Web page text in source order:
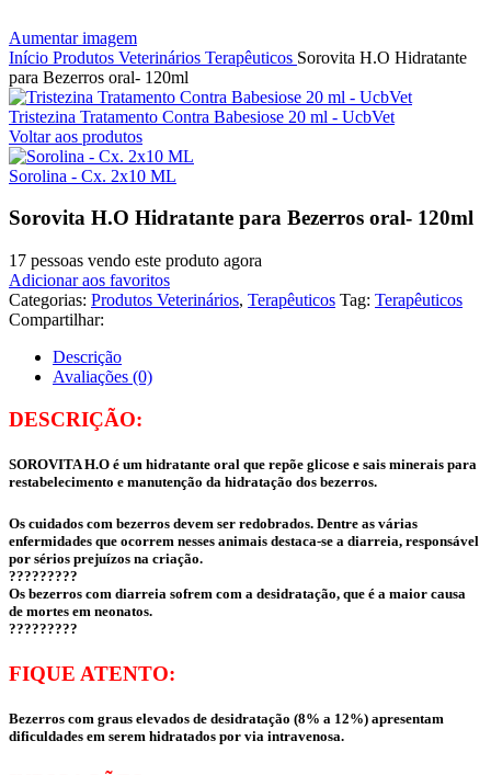
Aumentar imagem
Início Produtos Veterinários Terapêuticos Sorovita H.O Hidratante
para Bezerros oral- 120ml
Tristezina Tratamento Contra Babesiose 20 ml - UcbVet
Voltar aos produtos
Sorolina - Cx. 2x10 ML
Sorovita H.O Hidratante para Bezerros oral- 120ml
17 pessoas vendo este produto agora
Adicionar aos favoritos
Categorias: Produtos Veterinários, Terapêuticos Tag: Terapêuticos
Compartilhar:
Descrição
Avaliações (0)
DESCRIÇÃO:
SOROVITA H.O é um hidratante oral que repõe glicose e sais minerais para
restabelecimento e manutenção da hidratação dos bezerros.
Os cuidados com bezerros devem ser redobrados. Dentre as várias
enfermidades que ocorrem nesses animais destaca-se a diarreia, responsável
por sérios prejuízos na criação.
?????????
Os bezerros com diarreia sofrem com a desidratação, que é a maior causa
de mortes em neonatos.
?????????
FIQUE ATENTO:
Bezerros com graus elevados de desidratação (8% a 12%) apresentam
dificuldades em serem hidratados por via intravenosa.